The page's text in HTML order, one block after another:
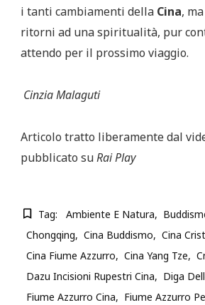
i tanti cambiamenti della Cina,
ritorni ad una spiritualità, pur
attendo per il prossimo viaggio.
Cinzia Malaguti
Articolo tratto liberamente dal
pubblicato suRai Play
Tag: Ambiente E Natura
Chongqing
Cina Buddismo
Cina
Cina Fiume Azzurro
Cina Yang Tze
Dazu Incisioni Rupestri Cina
Diga
Fiume Azzurro Cina
Fiume Azzurro